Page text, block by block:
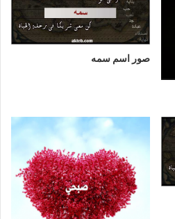
صور اسم سمه